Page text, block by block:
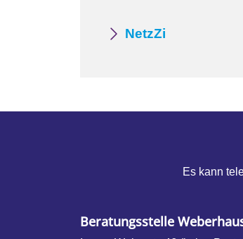
NetzZi
Es kann
Beratungsstelle